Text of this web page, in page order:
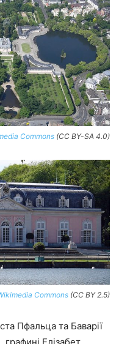
Commons (CC BY-SA 4.0)
Commons (CC BY 2.5)
Пфальца та Баварії